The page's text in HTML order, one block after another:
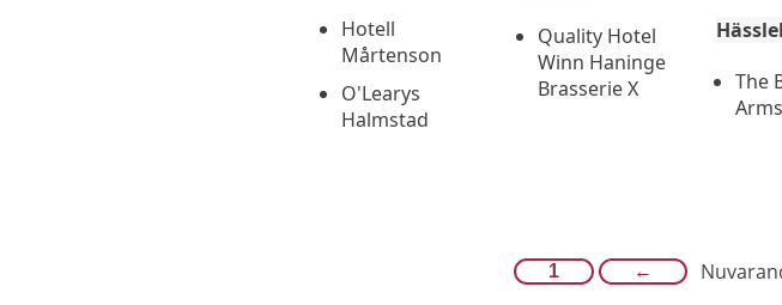
Hotell
Mårtenson
O'Learys
Halmstad
Quality Hotel
Winn Haninge
Brasserie X
The
Arms
1 ←